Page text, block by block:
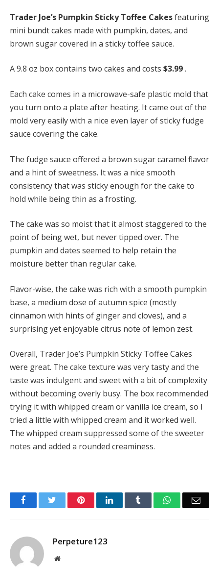
Trader Joe’s Pumpkin Sticky Toffee Cakesfeaturing
mini bundt cakes made with pumpkin, dates, and
brown sugar covered in a sticky toffee sauce.
A 9.8 oz box contains two cakes and costs $3.99.
Each cake comes in a microwave-safe plastic mold that
you turn onto a plate after heating. It came out of the
mold very easily with a nice even layer of sticky fudge
sauce covering the cake.
The fudge sauce offered a brown sugar caramel flavor
and a hint of sweetness. It was a nice smooth
consistency that was sticky enough for the cake to
hold while being thin as a frosting.
The cake was so moist that it almost staggered to the
point of being wet, but never tipped over. The
pumpkin and dates seemed to help retain the
moisture better than regular cake.
Flavor-wise, the cake was rich with a smooth pumpkin
base, a medium dose of autumn spice (mostly
cinnamon with hints of ginger and cloves), and a
surprising yet enjoyable citrus note of lemon zest.
Overall, Trader Joe’s Pumpkin Sticky Toffee Cakes
were great. The cake texture was very tasty and the
taste was indulgent and sweet with a bit of complexity
without becoming overly busy. The box recommended
trying it with whipped cream or vanilla ice cream, so I
tried a little with whipped cream and it worked well.
The whipped cream suppressed some of the sweeter
notes and added a rounded creaminess.
FacebookTwitter PinterestLinkedIn Tumblr WhatsApp
Perpeture123
Website